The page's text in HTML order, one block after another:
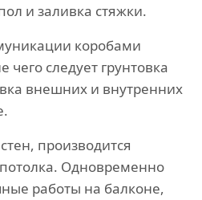
и заливка стяжки.
коробами
чего следует грунтовка
внешних и внутренних
производится
Одновременно
работы на балконе,